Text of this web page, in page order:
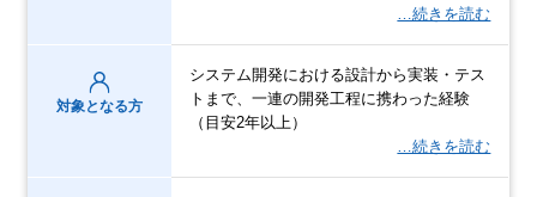
…続きを読む
対象となる方
システム開発における設計から実装・テス
トまで、一連の開発工程に携わった経験
（目安2年以上）
…続きを読む